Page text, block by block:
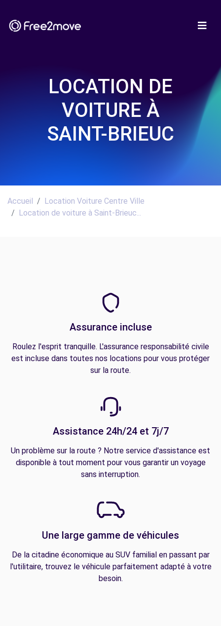
LOCATION DE
VOITURE À
SAINT-BRIEUC
Accueil
Location Voiture Centre Ville
Location de voiture à Saint-Brieuc...
Assurance incluse
Roulez l'esprit tranquille. L'assurance responsabilité civile
est incluse dans toutes nos locations pour vous protéger
sur la route.
Assistance 24h/24 et 7j/7
Un problème sur la route ? Notre service d'assistance est
disponible à tout moment pour vous garantir un voyage
sans interruption.
Une large gamme de véhicules
De la citadine économique au SUV familial en passant par
l'utilitaire, trouvez le véhicule parfaitement adapté à votre
besoin.